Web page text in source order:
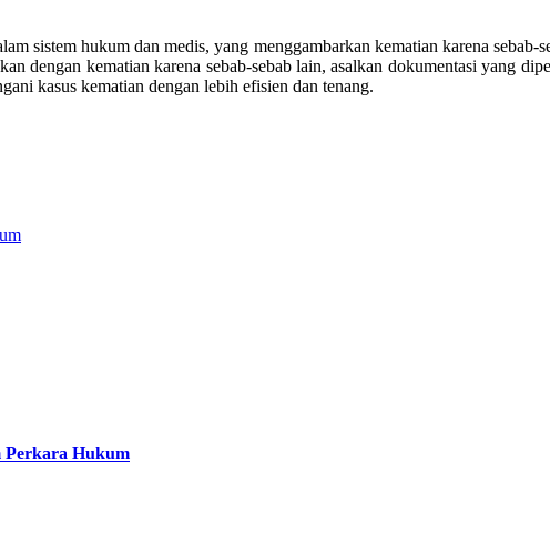
sistem hukum dan medis, yang menggambarkan kematian karena
dengan kematian karena sebab-sebab lain, asalkan dokumentasi yang
kasus kematian dengan lebih efisien dan tenang.
Perkara Hukum